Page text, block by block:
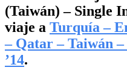
(Taiwán) – Single
viaje a Turquía –
– Qatar – Taiwán
’14.